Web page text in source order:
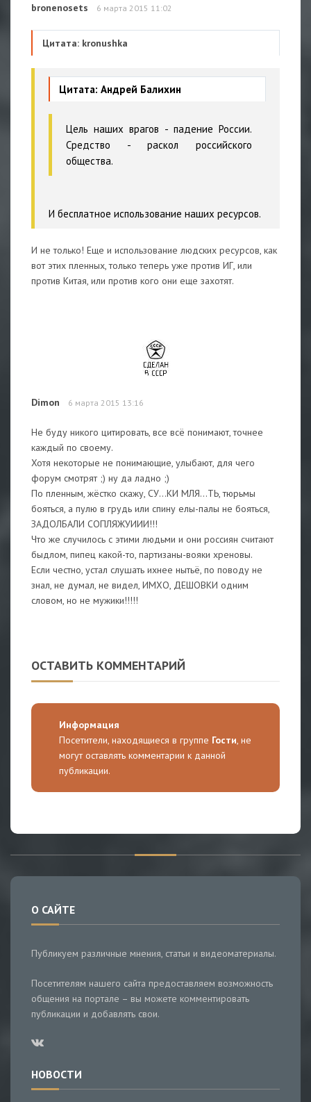
bronenosets 6 марта 2015 11:02
Цитата: kronushka
Цитата: Андрей Балихин
Цель наших врагов - падение России.
Средство - раскол российского
общества.
И бесплатное использование наших ресурсов.
И не только! Еще и использование людских ресурсов, как
вот этих пленных, только теперь уже против ИГ, или
против Китая, или против кого они еще захотят.
Dimon 6 марта 2015 13:16
Не буду никого цитировать, все всё понимают, точнее
каждый по своему.
Хотя некоторые не понимающие, улыбают, для чего
форум смотрят ;) ну да ладно ;)
По пленным, жёстко скажу, СУ...КИ МЛЯ...ТЬ, тюрьмы
бояться, а пулю в грудь или спину елы-палы не бояться,
ЗАДОЛБАЛИ СОПЛЯЖУИИИ!!!
Что же случилось с этими людьми и они россиян считают
быдлом, пипец какой-то, партизаны-вояки хреновы.
Если честно, устал слушать ихнее нытьё, по поводу не
знал, не думал, не видел, ИМХО, ДЕШОВКИ одним
словом, но не мужики!!!!!
ОСТАВИТЬ КОММЕНТАРИЙ
Информация
Посетители, находящиеся в группе Гости, не
могут оставлять комментарии к данной
публикации.
О САЙТЕ
Публикуем различные мнения, статьи и видеоматериалы.
Посетителям нашего сайта предоставляем возможность
общения на портале – вы можете комментировать
публикации и добавлять свои.
НОВОСТИ